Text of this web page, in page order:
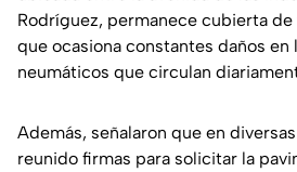
Rodríguez, permanece cubierta
que ocasiona constantes daños en
neumáticos que circulan
Además, señalaron que en
reunido firmas para solicitar la